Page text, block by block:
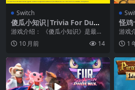
Switch
傻瓜小知识|Trivia For Dum
mies
游戏介绍： 《傻瓜小知识》是最好
的派对游戏，开箱即用，即玩即
玩，让每个人都坐在座...
10 月前 14
怪
t 4
游戏
回到
赛道1